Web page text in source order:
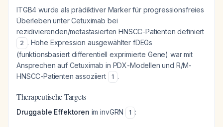
ITGB4 wurde als prädiktiver Marker für progressionsfreies
Überleben unter Cetuximab bei
rezidivierenden/metastasierten HNSCC-Patienten definiert
2 . Hohe Expression ausgewählter fDEGs
(funktionsbasiert differentiell exprimierte Gene) war mit
Ansprechen auf Cetuximab in PDX-Modellen und R/M-
HNSCC-Patienten assoziiert
1 .
Therapeutische Targets
Druggable Effektoren im invGRN 1 :